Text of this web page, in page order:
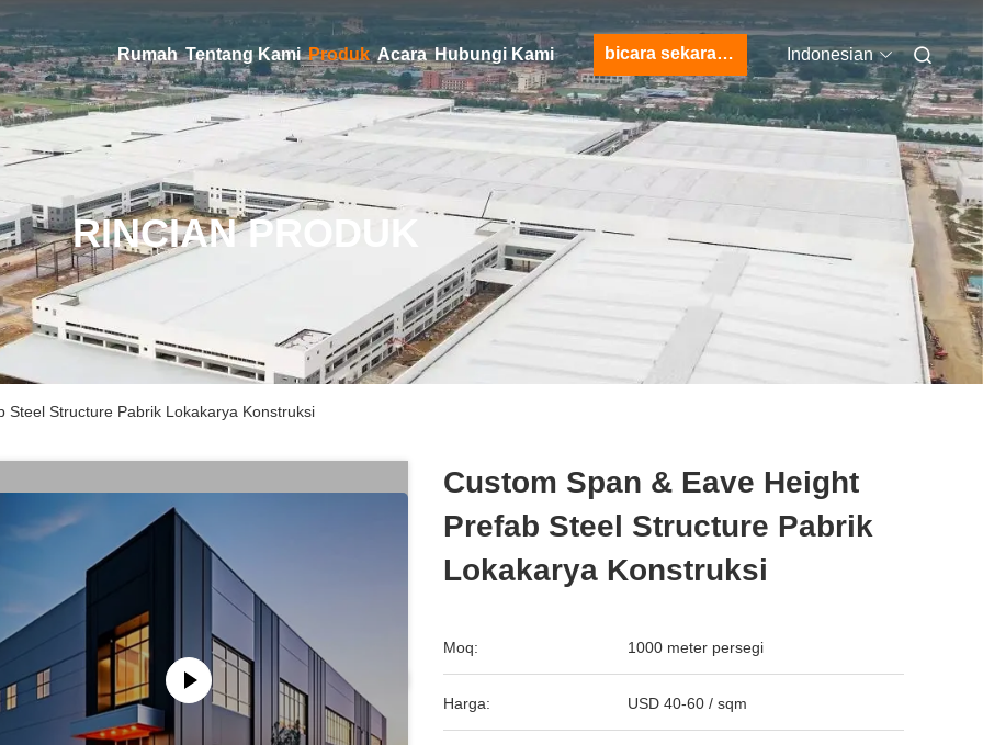
Rumah Tentang Kami Produk Acara Hubungi Kami bicara sekarang Indonesian
RINCIAN PRODUK
Steel Structure Pabrik Lokakarya Konstruksi
Custom Span & Eave Height
Prefab Steel Structure Pabrik
Lokakarya Konstruksi
Moq: 1000 meter persegi
Harga: USD 40-60 / sqm